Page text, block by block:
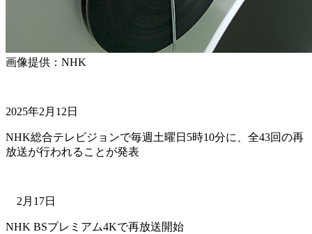
画像提供：NHK
2025年2月12日
NHK総合テレビジョンで毎週土曜日5時10分に、全43回の再
放送が行われることが発表
2月17日
NHK BSプレミアム4Kで再放送開始